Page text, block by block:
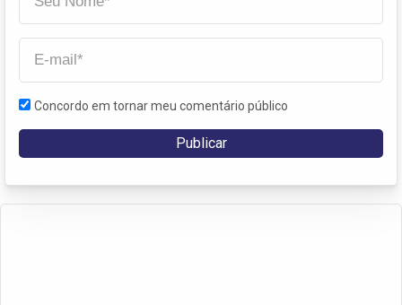
Concordo em tornar meu comentário público